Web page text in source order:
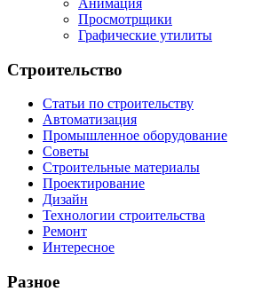
Просмотрщики
Графические утилиты
Строительство
Статьи по строительству
Автоматизация
Промышленное оборудование
Советы
Строительные материалы
Проектирование
Дизайн
Технологии строительства
Ремонт
Интересное
Разное